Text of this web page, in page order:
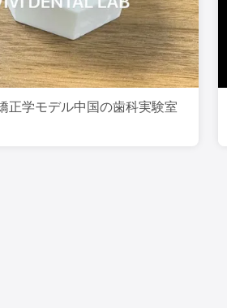
正学モデル中国の歯科実験室